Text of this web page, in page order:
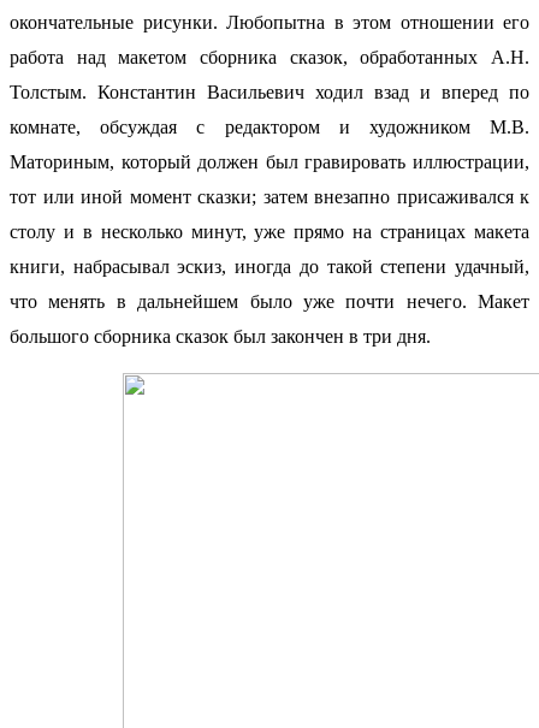
окончательные рисунки. Любопытна в этом отношении его
работа над макетом сборника сказок, обработанных А.Н.
Толстым. Константин Васильевич ходил взад и вперед по
комнате, обсуждая с редактором и художником М.В.
Маториным, который должен был гравировать иллюстрации,
тот или иной момент сказки; затем внезапно присаживался к
столу и в несколько минут, уже прямо на страницах макета
книги, набрасывал эскиз, иногда до такой степени удачный,
что менять в дальнейшем было уже почти нечего. Макет
большого сборника сказок был закончен в три дня.